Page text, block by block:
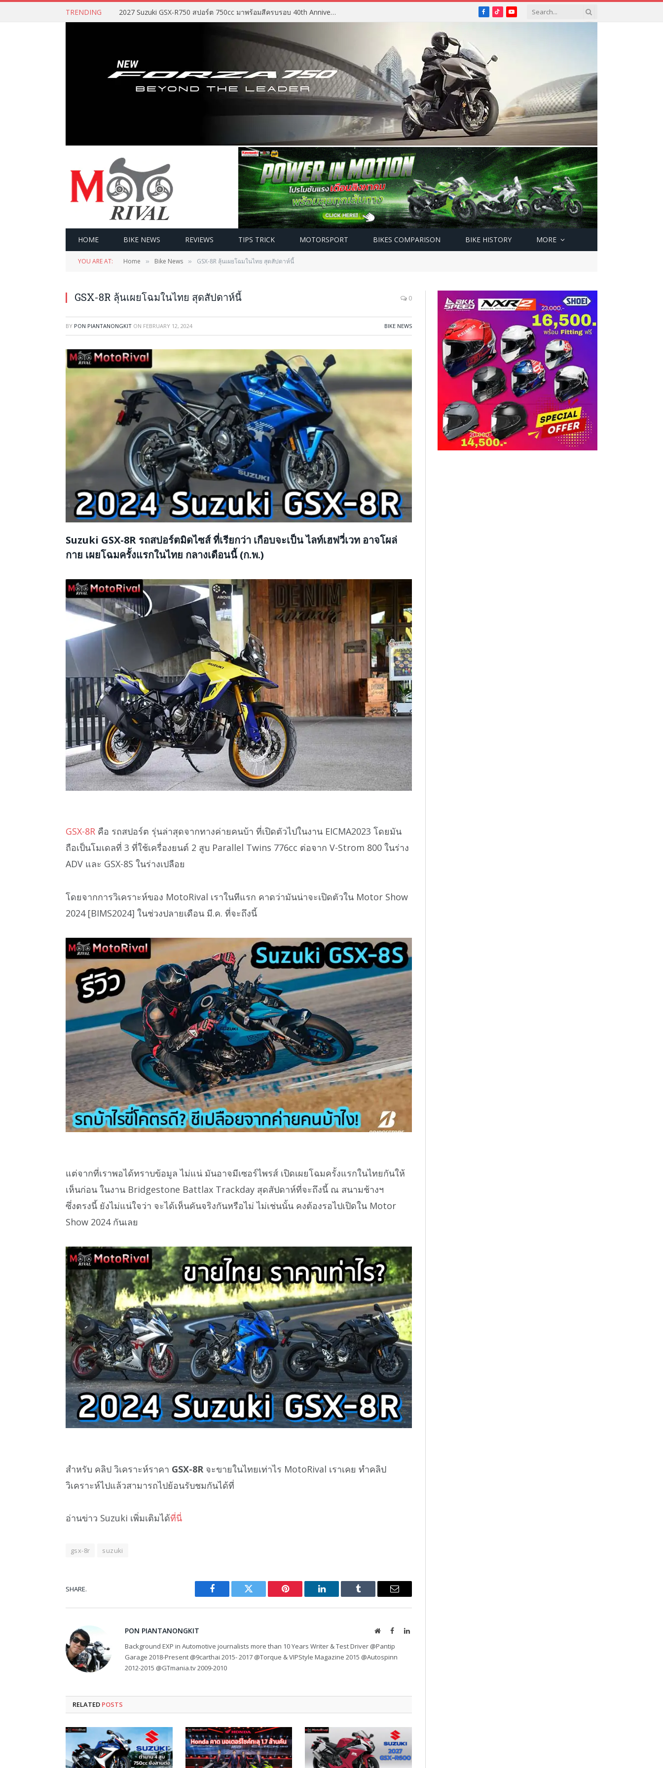
TRENDING 2027 Suzuki GSX-R750 สปอร์ต 750cc มาพร้อมสีครบรอบ 40th Anniversary Facebook
TikTokYouTube
HOME BIKE NEWS REVIEWS TIPS TRICK MOTORSPORT BIKES COMPARISON BIKE HISTORY MORE
YOU ARE AT: Home » Bike News » GSX-8R ลุ้นเผยโฉมในไทย สุดสัปดาห์นี้
GSX-8R ลุ้นเผยโฉมในไทย สุดสัปดาห์นี้ 0
BY PON PIANTANONGKIT ON FEBRUARY 12, 2024 BIKE NEWS
Suzuki GSX-8R รถสปอร์ตมิดไซส์ ที่เรียกว่า เกือบจะเป็น ไลท์เฮฟวี่เวท อาจโผล่
กาย เผยโฉมครั้งแรกในไทย กลางเดือนนี้ (ก.พ.)
GSX-8R คือ รถสปอร์ต รุ่นล่าสุดจากทางค่ายคนบ้า ที่เปิดตัวไปในงาน EICMA2023 โดยมัน
ถือเป็นโมเดลที่ 3 ที่ใช้เครื่องยนต์ 2 สูบ Parallel Twins 776cc ต่อจาก V-Strom 800 ในร่าง
ADV และ GSX-8S ในร่างเปลือย
โดยจากการวิเคราะห์ของ MotoRival เราในทีแรก คาดว่ามันน่าจะเปิดตัวใน Motor Show
2024 [BIMS2024] ในช่วงปลายเดือน มี.ค. ที่จะถึงนี้
แต่จากที่เราพอได้ทราบข้อมูล ไม่แน่ มันอาจมีเซอร์ไพรส์ เปิดเผยโฉมครั้งแรกในไทยกันให้
เห็นก่อน ในงาน Bridgestone Battlax Trackday สุดสัปดาห์ที่จะถึงนี้ ณ สนามช้างฯ
ซึ่งตรงนี้ ยังไม่แน่ใจว่า จะได้เห็นคันจริงกันหรือไม่ ไม่เช่นนั้น คงต้องรอไปเปิดใน Motor
Show 2024 กันเลย
สำหรับ คลิป วิเคราะห์ราคา GSX-8R จะขายในไทยเท่าไร MotoRival เราเคย ทำคลิป
วิเคราะห์ไปแล้วสามารถไปย้อนรับชมกันได้ที่
อ่านข่าว Suzuki เพิ่มเติมได้ที่นี่
gsx-8r suzuki
SHARE.
Facebook Twitter Pinterest LinkedIn Tumblr Email
PON PIANTANONGKIT WebsiteFacebookLinkedIn
Background EXP in Automotive journalists more than 10 Years Writer & Test Driver @Pantip
Garage 2018-Present @9carthai 2015- 2017 @Torque & VIPStyle Magazine 2015 @Autospinn
2012-2015 @GTmania.tv 2009-2010
RELATED POSTS